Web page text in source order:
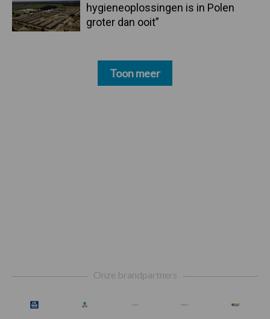
hygieneoplossingen is in Polen
groter dan ooit”
Toon meer
Onze brandpartners